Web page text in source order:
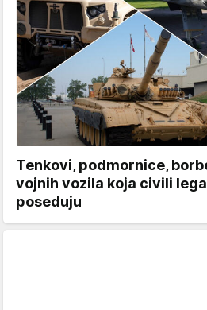
Tenkovi, podmornice,
vojnih vozila koja civili
poseduju